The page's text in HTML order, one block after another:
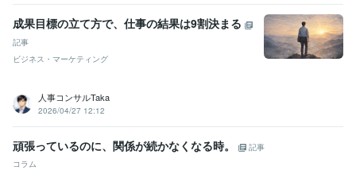
成果目標の立て方で、仕事の結果は9割決まる
記事
ビジネス・マーケティング
人事コンサルTaka
2026/04/27 12:12
頑張っているのに、関係が続かなくなる時。
記事
コラム